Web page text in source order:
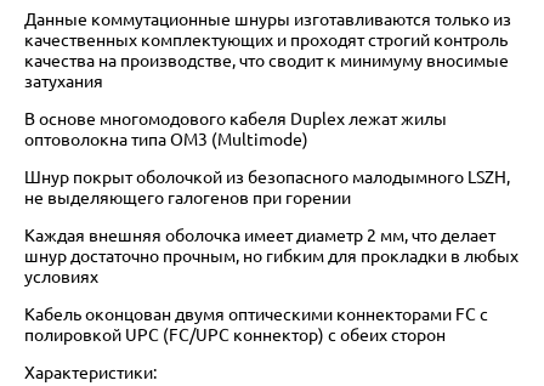
Данные коммутационные шнуры изготавливаются только из
качественных комплектующих и проходят строгий контроль
качества на производстве, что сводит к минимуму вносимые
затухания
В основе многомодового кабеля Duplex лежат жилы
оптоволокна типа OM3 (Multimode)
Шнур покрыт оболочкой из безопасного малодымного LSZH,
не выделяющего галогенов при горении
Каждая внешняя оболочка имеет диаметр 2 мм, что делает
шнур достаточно прочным, но гибким для прокладки в любых
условиях
Кабель оконцован двумя оптическими коннекторами FC с
полировкой UPC (FC/UPC коннектор) с обеих сторон
Характеристики: